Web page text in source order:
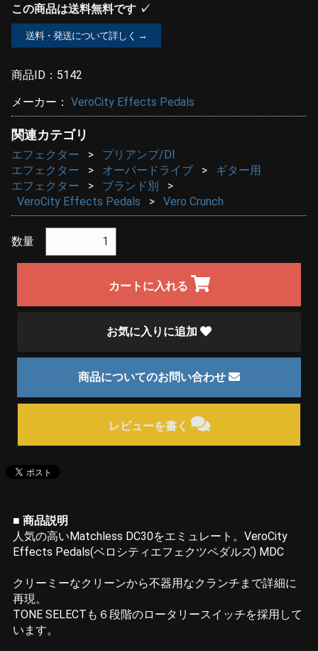
この商品は送料無料です ✓
送料・発送について詳しく →
商品ID： 5142
メーカー： VeroCity Effects Pedals
関連カテゴリ
エフェクター
プリアンプ/DI
エフェクター
オーバードライブ
ギター用
エフェクター
ブランド別
VeroCity Effects Pedals
Vero Crunch
数量
カートに入れる
お気に入りに追加
商品についてのお問い合わせ
レビューを書く
■ 商品説明
人気の高いMatchless DC30をエミュレート。VeroCity
Effects Pedals(ベロシティエフェクツペダルズ) MDC
クリーミーなクリーンから不器用なクランチまで詳細に
再現。
TONE SELECTも６段階のロータリースイッチを採用して
います。